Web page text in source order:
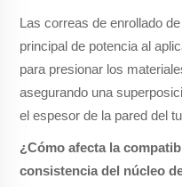
Las correas de enrollado
principal de potencia al
para presionar los
asegurando una
el espesor de la pared del
¿Cómo afecta la
consistencia del núcleo